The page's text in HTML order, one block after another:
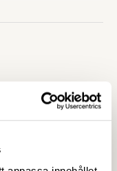
ämnen som är